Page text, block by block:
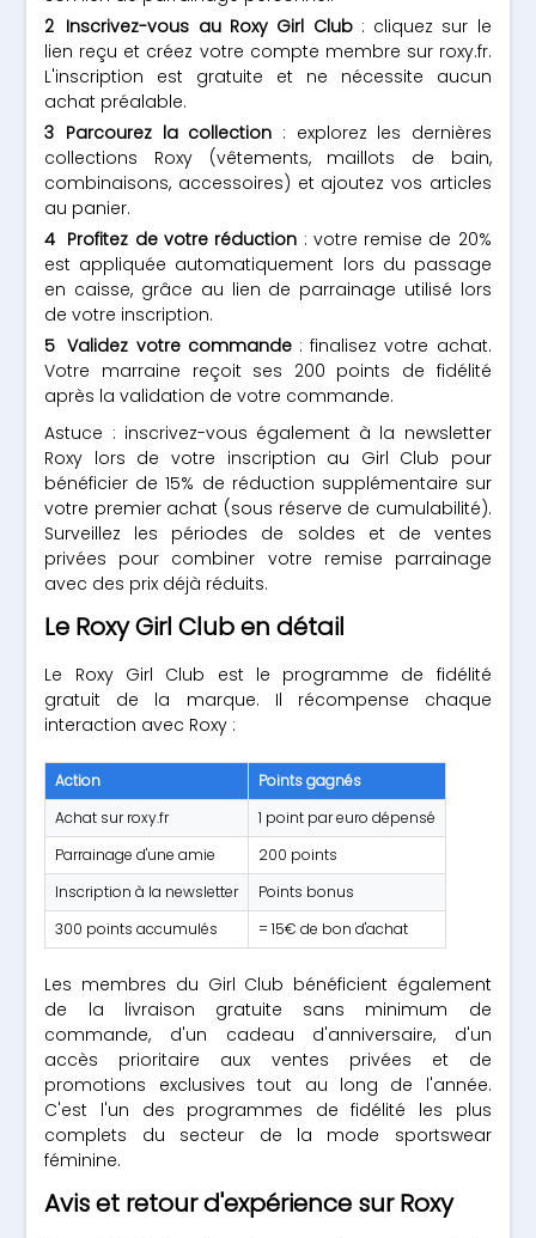
Inscrivez-vous au Roxy Girl Club: cliquez sur le
lien reçu et créez votre compte membre sur roxy.fr.
L'inscription est gratuite et ne nécessite aucun
achat préalable.
Parcourez la collection : explorez les dernières
collections Roxy (vêtements, maillots de bain,
combinaisons, accessoires) et ajoutez vos articles
au panier.
Profitez de votre réduction : votre remise de 20%
est appliquée automatiquement lors du passage
en caisse, grâce au lien de parrainage utilisé lors
de votre inscription.
Validez votre commande: finalisez votre achat.
Votre marraine reçoit ses 200 points de fidélité
après la validation de votre commande.
Astuce : inscrivez-vous également à la newsletter
Roxy lors de votre inscription au Girl Club pour
bénéficier de 15% de réduction supplémentaire sur
votre premier achat (sous réserve de cumulabilité).
Surveillez les périodes de soldes et de ventes
privées pour combiner votre remise parrainage
avec des prix déjà réduits.
Le Roxy Girl Club en détail
Le Roxy Girl Club est le programme de fidélité
gratuit de la marque. Il récompense chaque
interaction avec Roxy :
Action
Points gagnés
Achat sur roxy.fr
1 point par euro dépensé
Parrainage d'une amie
200 points
Inscription à la newsletter
Points bonus
300 points accumulés
= 15€ de bon d'achat
Les membres du Girl Club bénéficient également
de la livraison gratuite sans minimum de
commande, d'un cadeau d'anniversaire, d'un
accès prioritaire aux ventes privées et de
promotions exclusives tout au long de l'année.
C'est l'un des programmes de fidélité les plus
complets du secteur de la mode sportswear
féminine.
Avis et retour d'expérience sur Roxy